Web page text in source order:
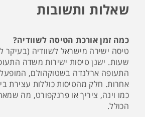
שאלות ותשובות
כמה זמן אורכת הטיסה לשוודיה?
שעות. ישנן טיסות ישירות משדה
התעופה ארלנדה בשטוקהולם,
אחרות. חלק מהטיסות כוללות עצירת
כמו וינה, ציריך או פרנקפורט, מה
הכולל.